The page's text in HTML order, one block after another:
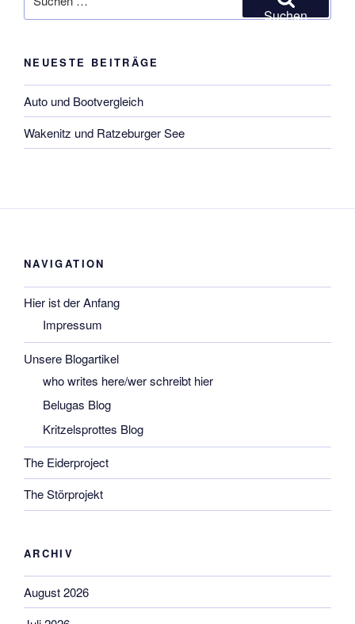
nach:
Suchen
NEUESTE BEITRÄGE
Auto und Bootvergleich
Wakenitz und Ratzeburger See
NAVIGATION
Hier ist der Anfang
Impressum
Unsere Blogartikel
who writes here/wer schreibt hier
Belugas Blog
Kritzelsprottes Blog
The Eiderproject
The Störprojekt
ARCHIV
August 2026